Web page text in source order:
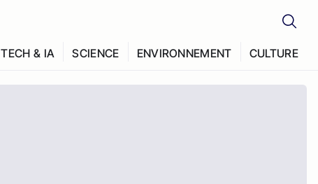
TECH & IA SCIENCE ENVIRONNEMENT CULTURE